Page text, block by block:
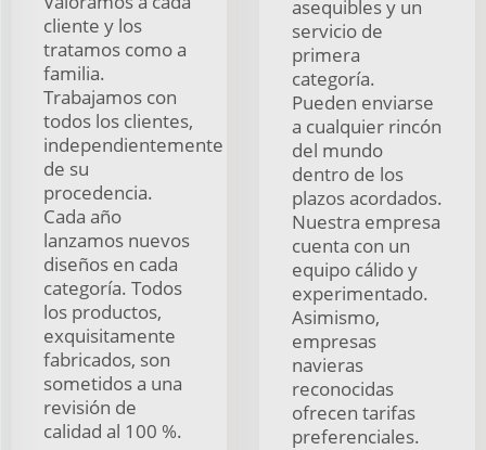
cliente y los
tratamos como a
familia.
Trabajamos con
todos los clientes,
independientemente
de su
procedencia.
Cada año
lanzamos nuevos
diseños en cada
categoría. Todos
los productos,
exquisitamente
fabricados, son
sometidos a una
revisión de
calidad al 100 %.
asequibles y un
servicio de
primera
categoría.
Pueden enviarse
a cualquier rincón
del mundo
dentro de los
plazos acordados.
Nuestra empresa
cuenta con un
equipo cálido y
experimentado.
Asimismo,
empresas
navieras
reconocidas
ofrecen tarifas
preferenciales.